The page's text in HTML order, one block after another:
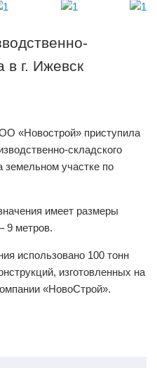
в г. Ижевск
«Новострой» приступила
складского
земельном участке по
имеет размеры
9 метров.
использовано 100 тонн
изготовленных на
«НовоСтрой».